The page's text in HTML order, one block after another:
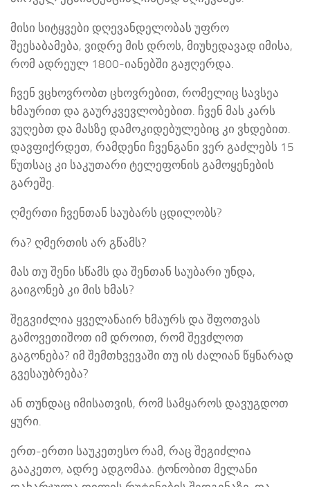
მისი სიტყვები დღევანდელობას უფრო
შეესაბამება, ვიდრე მის დროს, მიუხედავად იმისა,
რომ ადრეულ 1800-იანებში გაჟღერდა.
ჩვენ ვცხოვრობთ ცხოვრებით, რომელიც სავსეა
ხმაურით და გაურკვევლობებით. ჩვენ მას კარს
ვუღებთ და მასზე დამოკიდებულებიც კი ვხდებით.
დავფიქრდეთ, რამდენი ჩვენგანი ვერ გაძლებს 15
წუთსაც კი საკუთარი ტელეფონის გამოყენების
გარეშე.
ღმერთი ჩვენთან საუბარს ცდილობს?
რა? ღმერთის არ გწამს?
მას თუ შენი სწამს და შენთან საუბარი უნდა,
გაიგონებ კი მის ხმას?
შეგვიძლია ყველანაირ ხმაურს და შფოთვას
გამოვეთიშოთ იმ დროით, რომ შევძლოთ
გაგონება? იმ შემთხვევაში თუ ის ძალიან წყნარად
გვესაუბრება?
ან თუნდაც იმისათვის, რომ სამყაროს დავუგდოთ
ყური.
ერთ-ერთი საუკეთესო რამ, რაც შეგიძლია
გააკეთო, ადრე ადგომაა. ტონობით მელანი